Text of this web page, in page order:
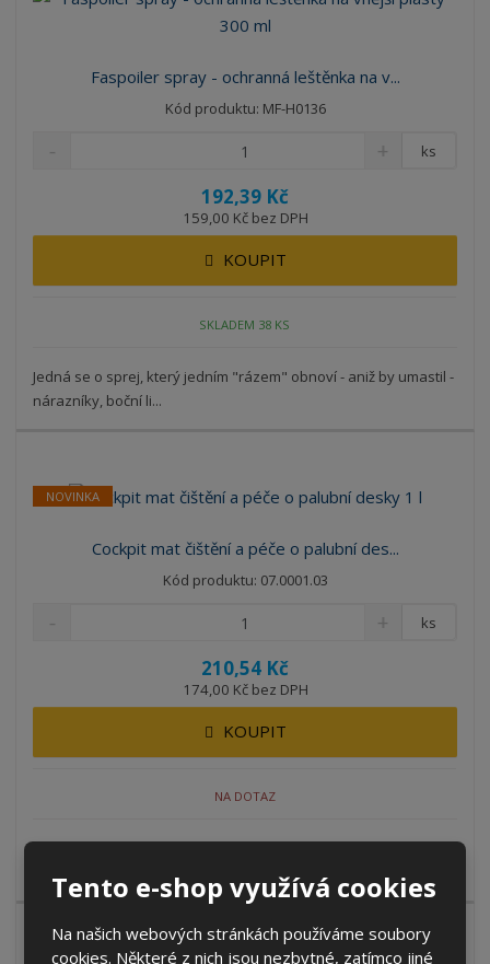
Tento e-shop využívá cookies
Na našich webových stránkách používáme soubory
cookies. Některé z nich jsou nezbytné, zatímco jiné
Faspoiler spray - ochranná leštěnka na v...
Kód produktu: MF-H0136
192,39 Kč
159,00 Kč bez DPH
ks
KOUPIT
SKLADEM 38 KS
Jedná se o sprej, který jedním "rázem" obnoví - aniž by umastil -
nárazníky, boční li...
NOVINKA
Cockpit mat čištění a péče o palubní des...
Kód produktu: 07.0001.03
210,54 Kč
174,00 Kč bez DPH
ks
KOUPIT
NA DOTAZ
COCKPIT MAT se používá k čištění a péči o palubní desku a